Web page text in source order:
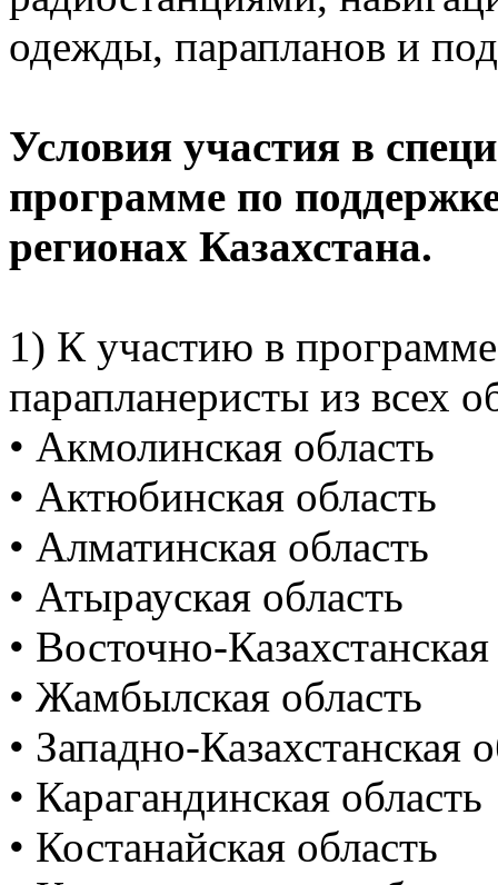
одежды, парапланов и
Условия участия в
программе по
регионах Казахстана.
1) К участию в
парапланеристы из всех
• Акмолинская область
• Актюбинская область
• Алматинская область
• Атырауская область
• Восточно-
• Жамбылская область
• Западно-Казахстанская
• Карагандинская область
• Костанайская область